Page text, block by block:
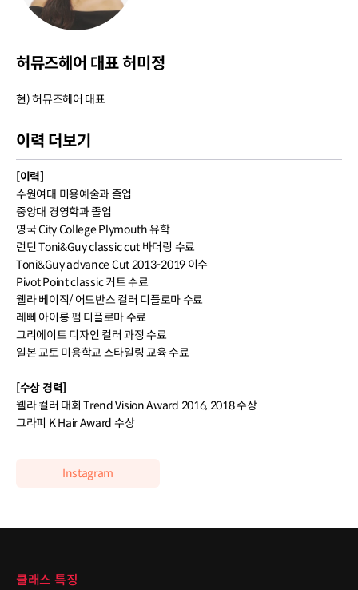
허뮤즈헤어 대표 허미정
현) 허뮤즈헤어 대표
이력 더보기
[이력]
수원여대 미용예술과 졸업
중앙대 경영학과 졸업
영국 City College Plymouth 유학
런던 Toni&Guy classic cut 바더링 수료
Toni&Guy advance Cut 2013-2019 이수
Pivot Point classic 커트 수료
웰라 베이직/ 어드반스 컬러 디플로마 수료
레삐 아이롱 펌 디플로마 수료
그리에이트 디자인 컬러 과정 수료
일본 교토 미용학교 스타일링 교육 수료
[수상 경력]
웰라 컬러 대회 Trend Vision Award 2016, 2018 수상
그라피 K Hair Award 수상
Instagram
클래스 특징